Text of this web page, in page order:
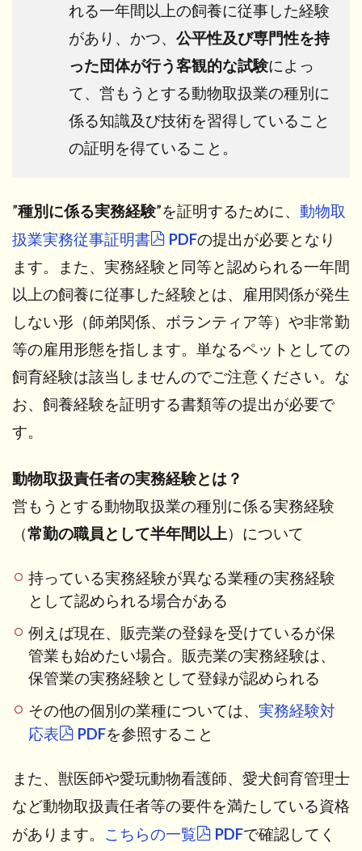
れる一年間以上の飼養に従事した経験
があり、かつ、 公平性及び専門性を持
った団体が行う客観的な試験によっ
て、営もうとする動物取扱業の種別に
係る知識及び技術を習得していること
の証明を得ていること。
”種別に係る実務経験”を証明するために、 動物取
扱業実務従事証明書
PDFの提出が必要となり
ます。また、実務経験と同等と認められる一年間
以上の飼養に従事した経験とは、雇用関係が発生
しない形（師弟関係、ボランティア等）や非常勤
等の雇用形態を指します。単なるペットとしての
飼育経験は該当しませんのでご注意ください。な
お、飼養経験を証明する書類等の提出が必要で
す。
動物取扱責任者の実務経験とは？
営もうとする動物取扱業の種別に係る実務経験
（常勤の職員として半年間以上）について
持っている実務経験が異なる業種の実務経験
として認められる場合がある
例えば現在、販売業の登録を受けているが保
管業も始めたい場合。販売業の実務経験は、
保管業の実務経験として登録が認められる
その他の個別の業種については、実務経験対
応表
PDFを参照すること
また、獣医師や愛玩動物看護師、愛犬飼育管理士
など動物取扱責任者等の要件を満たしている資格
があります。 こちらの一覧 PDFで確認してく